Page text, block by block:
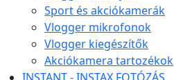
Sport és akciókamerák
Vlogger mikrofonok
Vlogger kiegészítők
Akciókamera tartozékok
INSTANT - INSTAX FOTÓZÁS